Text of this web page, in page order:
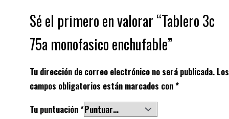
Sé el primero en valorar “Tablero 3c
75a monofasico enchufable”
Tu dirección de correo electrónico no será publicada. Los
campos obligatorios están marcados con*
Tu puntuación*